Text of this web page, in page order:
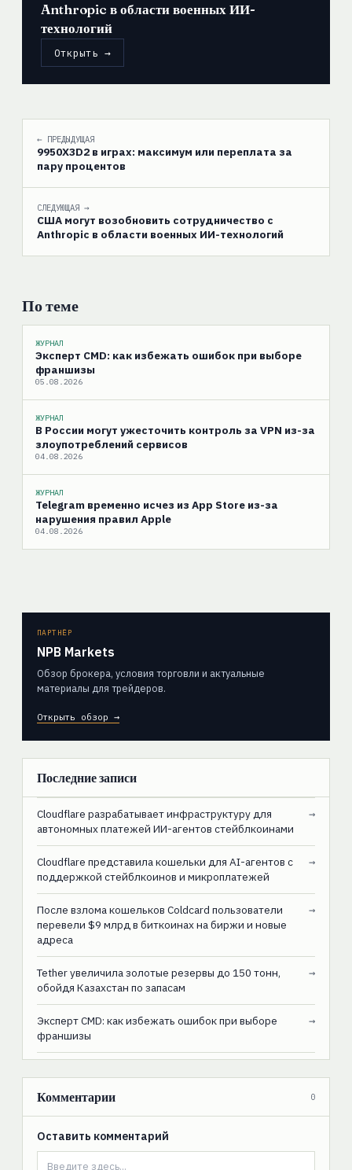
Anthropic в области военных ИИ-
технологий
Открыть →
← ПРЕДЫДУЩАЯ
9950X3D2 в играх: максимум или переплата за
пару процентов
СЛЕДУЮЩАЯ →
США могут возобновить сотрудничество с
Anthropic в области военных ИИ-технологий
По теме
ЖУРНАЛ
Эксперт CMD: как избежать ошибок при выборе
франшизы
05.08.2026
ЖУРНАЛ
В России могут ужесточить контроль за VPN из-за
злоупотреблений сервисов
04.08.2026
ЖУРНАЛ
Telegram временно исчез из App Store из-за
нарушения правил Apple
04.08.2026
ПАРТНЁР
NPB Markets
Обзор брокера, условия торговли и актуальные
материалы для трейдеров.
Открыть обзор →
Последние записи
Cloudflare разрабатывает инфраструктуру для
автономных платежей ИИ-агентов стейблкоинами
→
Cloudflare представила кошельки для AI-агентов с
поддержкой стейблкоинов и микроплатежей
→
После взлома кошельков Coldcard пользователи
перевели $9 млрд в биткоинах на биржи и новые
адреса
→
Tether увеличила золотые резервы до 150 тонн,
обойдя Казахстан по запасам
→
Эксперт CMD: как избежать ошибок при выборе
франшизы
→
Комментарии 0
Оставить комментарий